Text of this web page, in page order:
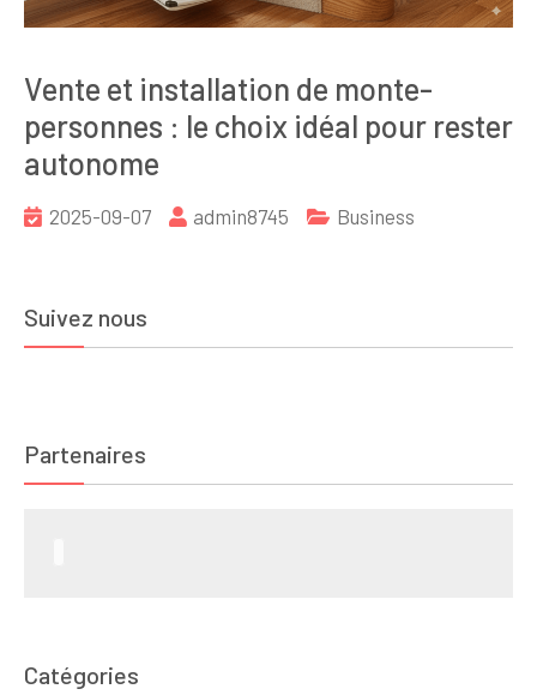
Vente et installation de monte-
personnes : le choix idéal pour rester
autonome
2025-09-07 admin8745 Business
Suivez nous
Partenaires
Catégories